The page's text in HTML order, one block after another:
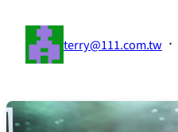
terry@111.com.tw ·